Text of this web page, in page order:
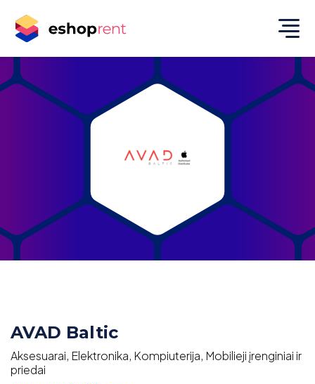
AVAD Baltic
Aksesuarai, Elektronika, Kompiuterija, Mobilieji įrenginiai ir
priedai